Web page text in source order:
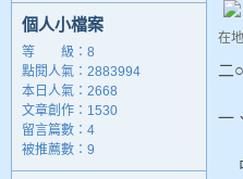
個人小檔案
等 級：8
點閱人氣：2883994
本日人氣：2668
文章創作：1530
留言篇數：4
被推薦數： 9
在
二
一